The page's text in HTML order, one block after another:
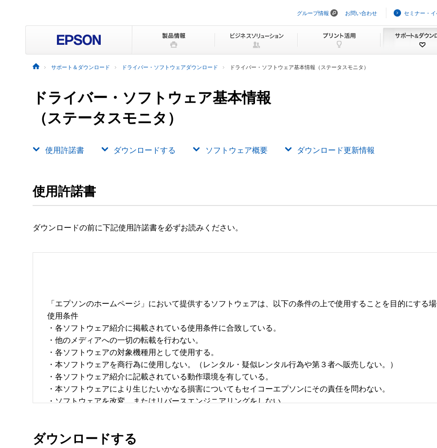
ビ
ョ
を
グループ情報 お問い合わせ セミナー・
サポート＆ダウンロード ドライバー・ソフトウェアダウンロード ドライバー・ソフトウェア基本情報（ステータスモニタ）
ドライバー・ソフトウェア基本情報
（ステータスモニタ）
使用許諾書 ダウンロードする ソフトウェア概要 ダウンロード更新情報
使用許諾書
ダウンロードの前に下記使用許諾書を必ずお読みください。
「エプソンのホームページ」において提供するソフトウェアは、以下の条件の上で使用することを目的にする
使用条件
・各ソフトウェア紹介に掲載されている使用条件に合致している。
・他のメディアへの一切の転載を行わない。
・各ソフトウェアの対象機種用として使用する。
・本ソフトウェアを商行為に使用しない。（レンタル・疑似レンタル行為や第３者へ販売しない。）
・各ソフトウェア紹介に記載されている動作環境を有している。
・本ソフトウェアにより生じたいかなる損害についてもセイコーエプソンにその責任を問わない。
・ソフトウェアを改変、またはリバースエンジニアリングをしない。
ソフトウェアのサポート
ダウンロードする